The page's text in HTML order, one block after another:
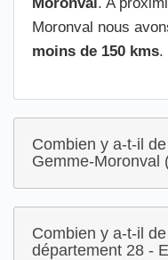
Moronval nous
moins de 150 kms.
Combien y a-t-il
Gemme-Moronval
Combien y a-t-il
département 28 -